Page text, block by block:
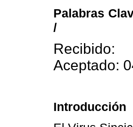
Palabras
/
Aceptado:
Introducción